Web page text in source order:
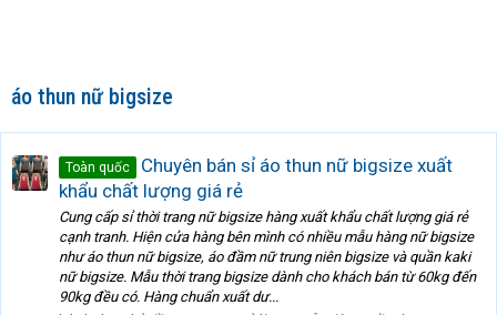
áo thun nữ bigsize
Toàn quốc
Chuyên bán sỉ áo thun nữ bigsize xuất
khẩu chất lượng giá rẻ
Cung cấp sỉ thời trang nữ bigsize hàng xuất khẩu chất lượng giá rẻ
cạnh tranh. Hiện cửa hàng bên mình có nhiều mẫu hàng nữ bigsize
như áo thun nữ bigsize, áo đầm nữ trung niên bigsize và quần kaki
nữ bigsize. Mẫu thời trang bigsize dành cho khách bán từ 60kg đến
90kg đều có. Hàng chuẩn xuất dư...